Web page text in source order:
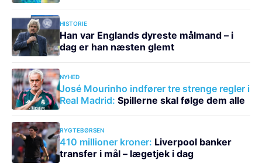
HISTORIE
Han var Englands dyreste målmand – i
dag er han næsten glemt
NYHED
José Mourinho indfører tre strenge regler i
Real Madrid: Spillerne skal følge dem alle
RYGTEBØRSEN
410 millioner kroner: Liverpool banker
transfer i mål – lægetjek i dag